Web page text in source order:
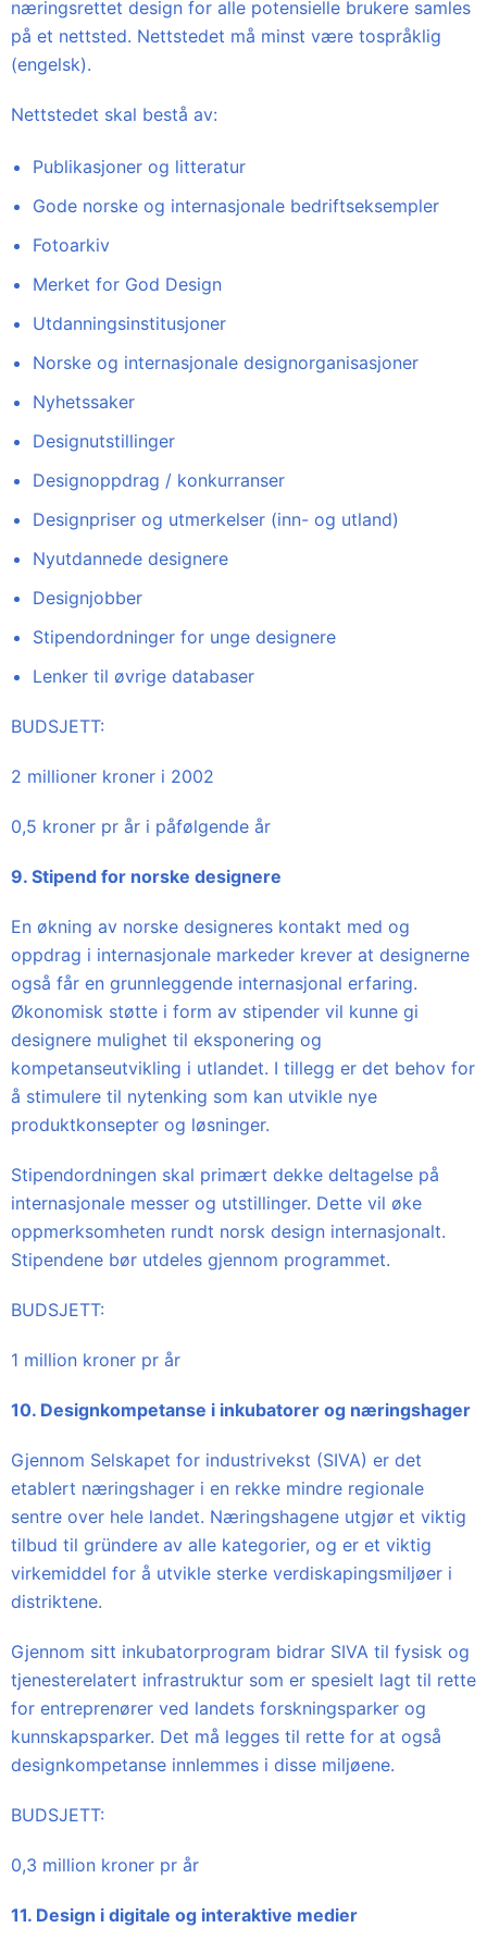
næringsrettet design for alle potensielle brukere samles
på et nettsted. Nettstedet må minst være tospråklig
(engelsk).
Nettstedet skal bestå av:
Publikasjoner og litteratur
Gode norske og internasjonale bedriftseksempler
Fotoarkiv
Merket for God Design
Utdanningsinstitusjoner
Norske og internasjonale designorganisasjoner
Nyhetssaker
Designutstillinger
Designoppdrag / konkurranser
Designpriser og utmerkelser (inn- og utland)
Nyutdannede designere
Designjobber
Stipendordninger for unge designere
Lenker til øvrige databaser
BUDSJETT:
2 millioner kroner i 2002
0,5 kroner pr år i påfølgende år
9. Stipend for norske designere
En økning av norske designeres kontakt med og
oppdrag i internasjonale markeder krever at designerne
også får en grunnleggende internasjonal erfaring.
Økonomisk støtte i form av stipender vil kunne gi
designere mulighet til eksponering og
kompetanseutvikling i utlandet. I tillegg er det behov for
å stimulere til nytenking som kan utvikle nye
produktkonsepter og løsninger.
Stipendordningen skal primært dekke deltagelse på
internasjonale messer og utstillinger. Dette vil øke
oppmerksomheten rundt norsk design internasjonalt.
Stipendene bør utdeles gjennom programmet.
BUDSJETT:
1 million kroner pr år
10. Designkompetanse i inkubatorer og næringshager
Gjennom Selskapet for industrivekst (SIVA) er det
etablert næringshager i en rekke mindre regionale
sentre over hele landet. Næringshagene utgjør et viktig
tilbud til gründere av alle kategorier, og er et viktig
virkemiddel for å utvikle sterke verdiskapingsmiljøer i
distriktene.
Gjennom sitt inkubatorprogram bidrar SIVA til fysisk og
tjenesterelatert infrastruktur som er spesielt lagt til rette
for entreprenører ved landets forskningsparker og
kunnskapsparker. Det må legges til rette for at også
designkompetanse innlemmes i disse miljøene.
BUDSJETT:
0,3 million kroner pr år
11. Design i digitale og interaktive medier